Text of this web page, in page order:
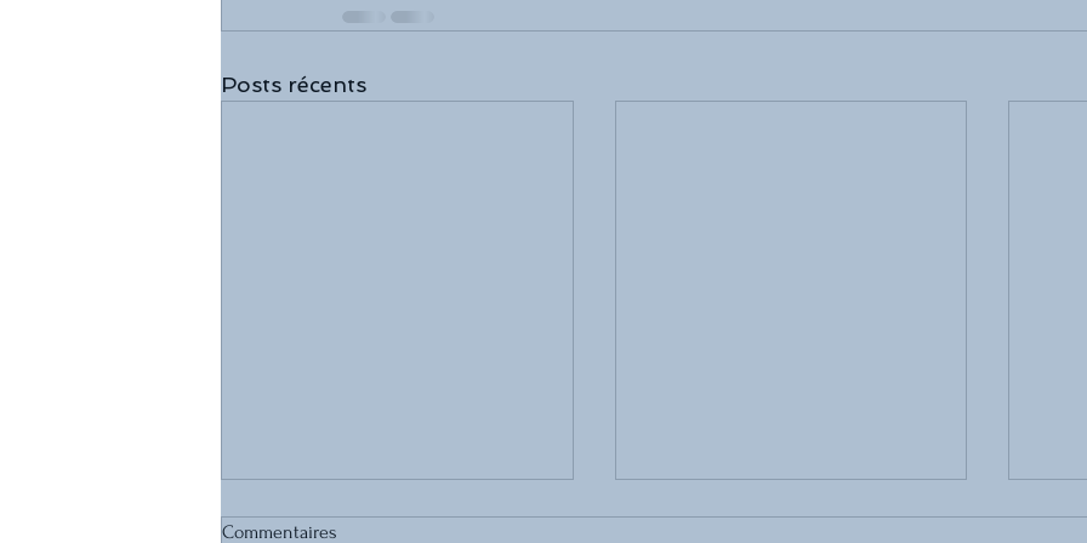
Posts récents
Commentaires